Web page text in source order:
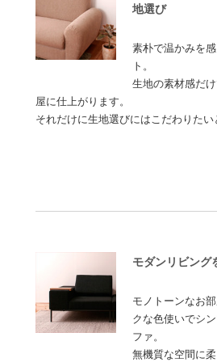
地選び
素朴で温かみを
ト。
生地の素材感だ
屋に仕上がります。
それだけに生地選びにはこだわりた
モダンリビング
モノトーンなお
クな色使いでシ
ファ。
無機質な空間に